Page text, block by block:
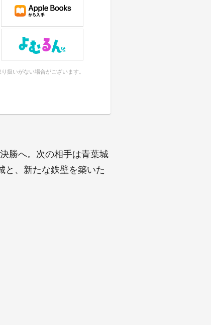
扱いがない場合がございます。
勝へ。次の相手は青葉城
、新たな鉄壁を築いた